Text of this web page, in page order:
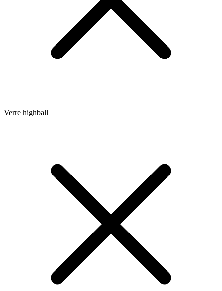
Verre highball